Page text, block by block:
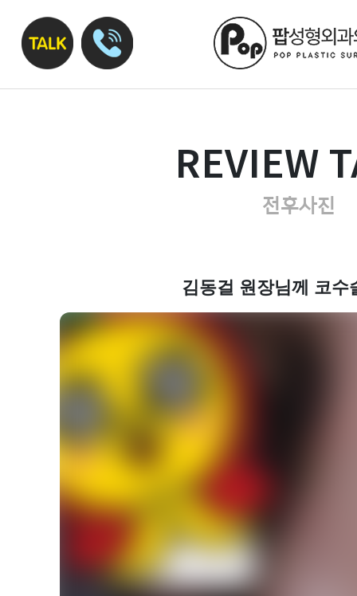
REVIEW
전후사진
김동걸 원장님께 코수